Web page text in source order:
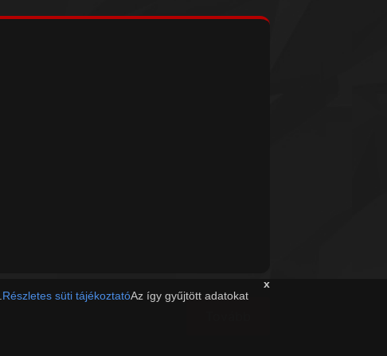
x
Részletes süti tájékoztatóAz így gyűjtött adatokat